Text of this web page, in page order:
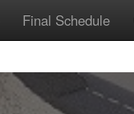
Final Schedule